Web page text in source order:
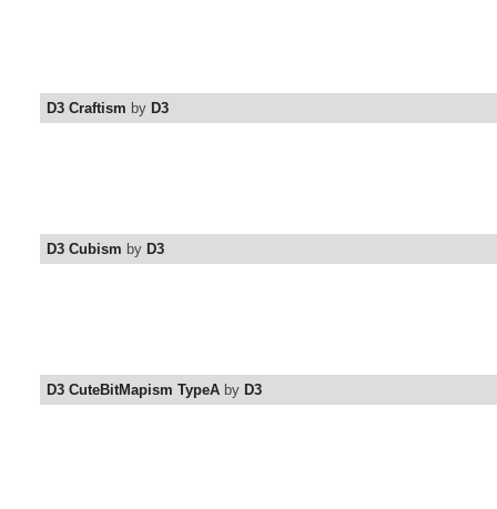
D3 Craftism by D3
D3 Cubism by D3
D3 CuteBitMapism TypeA by D3